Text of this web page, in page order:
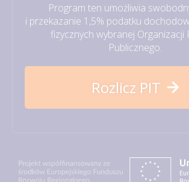
Program ten umożliwia
i przekazanie 1,5% podatku
fizycznych wybranej Organizacji
Publicznego.
Rozlicz PIT